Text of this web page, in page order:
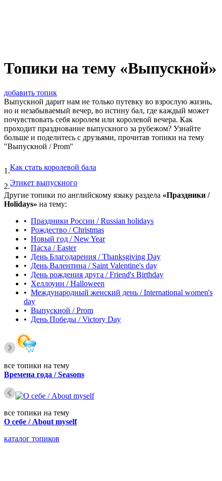
Топики на тему «Выпускной»
добавить топик
Выпускной дарит нам не только путевку во взрослую жизнь,
но и незабываемый вечер, во истину бал, где каждый может
почувствовать себя королем или королевой вечера. Как
проходит празднование выпускного за рубежом? Узнайте
больше и поделитесь с друзьями, прочитав топики на тему
"Выпускной / Prom"
1.Как стать королевой бала
2.Этикет выпускного
Другие топики по английскому языку раздела «Праздники /
Holidays» на тему:
• Праздники России / Russian holidays
• Рождество / Christmas
• Новый год / New Year
• Пасха / Easter
• День Благодарения / Thanksgiving Day
• День Валентина / Saint Valentine's day
• День рождения друга / Friend's Birthday
• Хеллоуин / Halloween
• Международный женский день / International women's
day
• Выпускной / Prom
• День Победы / Victory Day
все топики на тему
Времена года / Seasons
все топики на тему
О себе / About myself
каталог топиков